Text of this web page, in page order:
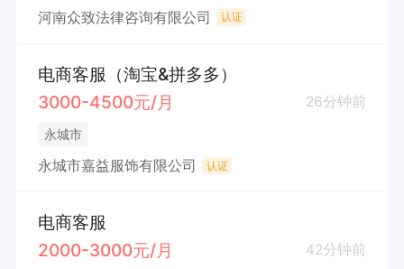
河南众致法律咨询有限公司 认证
电商客服（淘宝&拼多多）
3000-4500元/月
26分钟前
永城市
永城市嘉益服饰有限公司 认证
电商客服
2000-3000元/月
42分钟前